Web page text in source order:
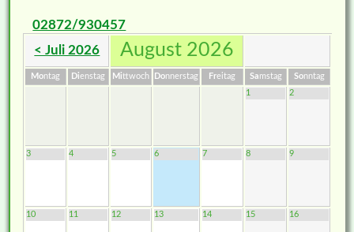
02872/930457
< Juli 2026 August 2026
Montag Dienstag Mittwoch Donnerstag Freitag Samstag Sonntag
1
2
3 4 5 6 7 8 9
10 11 12 13 14 15 16